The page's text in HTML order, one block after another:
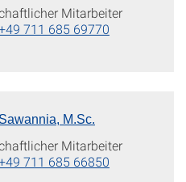
Mitarbeiter
711 685 69770
M.Sc.
Mitarbeiter
711 685 66850